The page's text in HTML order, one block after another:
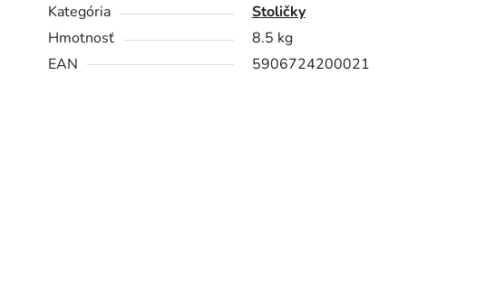
Kategória
Stoličky
Hmotnosť
8.5 kg
EAN
5906724200021